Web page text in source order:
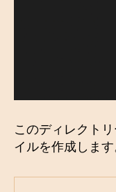
このディレクト
イルを作成します